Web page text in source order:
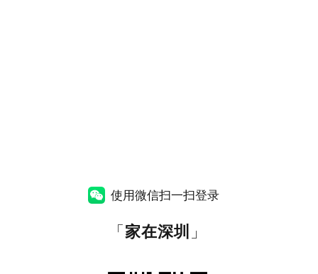
使用微信扫一扫登录
「家在深圳 」